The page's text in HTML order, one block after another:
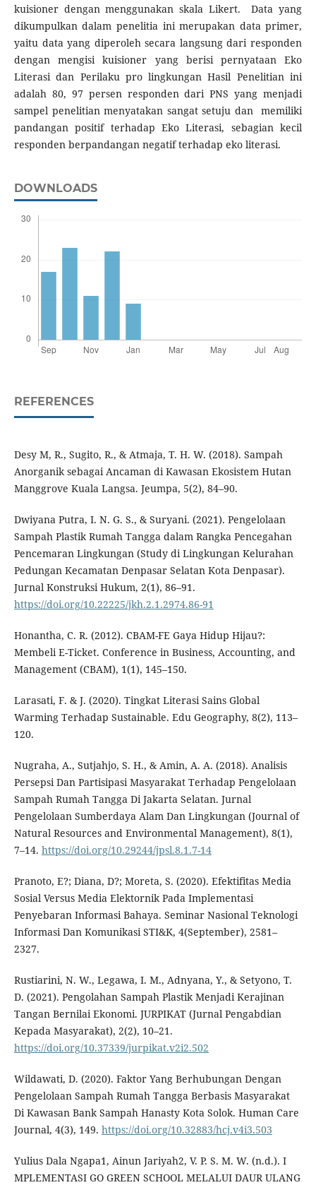
kuisioner dengan menggunakan skala Likert. Data yang
dikumpulkan dalam penelitia ini merupakan data primer,
yaitu data yang diperoleh secara langsung dari responden
dengan mengisi kuisioner yang berisi pernyataan Eko
Literasi dan Perilaku pro lingkungan Hasil Penelitian ini
adalah 80, 97 persen responden dari PNS yang menjadi
sampel penelitian menyatakan sangat setuju dan memiliki
pandangan positif terhadap Eko Literasi, sebagian kecil
responden berpandangan negatif terhadap eko literasi.
DOWNLOADS
REFERENCES
Desy M, R., Sugito, R., & Atmaja, T. H. W. (2018). Sampah
Anorganik sebagai Ancaman di Kawasan Ekosistem Hutan
Manggrove Kuala Langsa. Jeumpa, 5(2), 84–90.
Dwiyana Putra, I. N. G. S., & Suryani. (2021). Pengelolaan
Sampah Plastik Rumah Tangga dalam Rangka Pencegahan
Pencemaran Lingkungan (Study di Lingkungan Kelurahan
Pedungan Kecamatan Denpasar Selatan Kota Denpasar).
Jurnal Konstruksi Hukum, 2(1), 86–91.
https://doi.org/10.22225/jkh.2.1.2974.86-91
Honantha, C. R. (2012). CBAM-FE Gaya Hidup Hijau?:
Membeli E-Ticket. Conference in Business, Accounting, and
Management (CBAM), 1(1), 145–150.
Larasati, F. & J. (2020). Tingkat Literasi Sains Global
Warming Terhadap Sustainable. Edu Geography, 8(2), 113–
120.
Nugraha, A., Sutjahjo, S. H., & Amin, A. A. (2018). Analisis
Persepsi Dan Partisipasi Masyarakat Terhadap Pengelolaan
Sampah Rumah Tangga Di Jakarta Selatan. Jurnal
Pengelolaan Sumberdaya Alam Dan Lingkungan (Journal of
Natural Resources and Environmental Management), 8(1),
7–14. https://doi.org/10.29244/jpsl.8.1.7-14
Pranoto, E?; Diana, D?; Moreta, S. (2020). Efektifitas Media
Sosial Versus Media Elektornik Pada Implementasi
Penyebaran Informasi Bahaya. Seminar Nasional Teknologi
Informasi Dan Komunikasi STI&K, 4(September), 2581–
2327.
Rustiarini, N. W., Legawa, I. M., Adnyana, Y., & Setyono, T.
D. (2021). Pengolahan Sampah Plastik Menjadi Kerajinan
Tangan Bernilai Ekonomi. JURPIKAT (Jurnal Pengabdian
Kepada Masyarakat), 2(2), 10–21.
https://doi.org/10.37339/jurpikat.v2i2.502
Wildawati, D. (2020). Faktor Yang Berhubungan Dengan
Pengelolaan Sampah Rumah Tangga Berbasis Masyarakat
Di Kawasan Bank Sampah Hanasty Kota Solok. Human Care
Journal, 4(3), 149. https://doi.org/10.32883/hcj.v4i3.503
Yulius Dala Ngapa1, Ainun Jariyah2, V. P. S. M. W. (n.d.). I
MPLEMENTASI GO GREEN SCHOOL MELALUI DAUR ULANG